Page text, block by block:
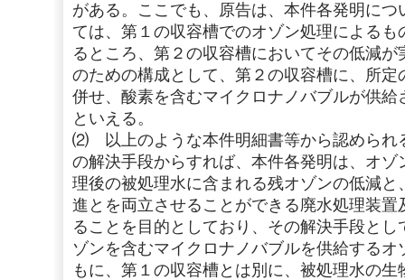
がある。ここでも、原告は、本件各発明に
ては、第１の収容槽でのオゾン処理による
るところ、第２の収容槽においてその低減
のための構成として、第２の収容槽に、所
併せ、酸素を含むマイクロナノバブルが供
といえる。
⑵ 以上のような本件明細書等から認められ
の解決手段からすれば、本件各発明は、オ
理後の被処理水に含まれる残オゾンの低減
進とを両立させることができる廃水処理装
ることを目的としており、その解決手段と
ゾンを含むマイクロナノバブルを供給する
もに、第１の収容槽とは別に、被処理水の